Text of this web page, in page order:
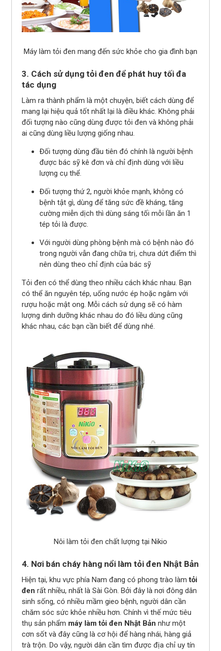
Máy làm tỏi đen mang đến sức khỏe cho gia đình bạn
3. Cách sử dụng tỏi đen để phát huy tối đa
tác dụng
Làm ra thành phẩm là một chuyện, biết cách dùng để
mang lại hiệu quả tốt nhất lại là điều khác. Không phải
đối tượng nào cũng dùng được tỏi đen và không phải
ai cũng dùng liều lượng giống nhau.
Đối tượng dùng đầu tiên đó chính là người bệnh
được bác sỹ kê đơn và chỉ định dùng với liều
lượng cụ thể.
Đối tượng thứ 2, người khỏe mạnh, không có
bệnh tật gì, dùng để tăng sức đề kháng, tăng
cường miễn dịch thì dùng sáng tối mỗi lần ăn 1
tép tỏi là được.
Với người dùng phòng bệnh mà có bệnh nào đó
trong người vẫn đang chữa trị, chưa dứt điểm thì
nên dùng theo chỉ định của bác sỹ
Tỏi đen có thể dùng theo nhiều cách khác nhau. Bạn
có thể ăn nguyên tép, uống nước ép hoặc ngâm với
rượu hoặc mật ong. Mỗi cách sử dụng sẽ có hàm
lượng dinh dưỡng khác nhau do đó liều dùng cũng
khác nhau, các bạn cần biết để dùng nhé.
Nôi làm tỏi đen chất lượng tại Nikio
4. Nơi bán cháy hàng nổi làm tỏi đen Nhật Bản
Hiện tại, khu vực phía Nam đang có phong trào làmtỏi
đen rất nhiều, nhất là Sài Gòn. Bởi đây là nơi đông dân
sinh sống, có nhiều mầm gieo bệnh, người dân cần
chăm sóc sức khỏe nhiều hơn. Chính vì thế mức tiêu
thụ sản phẩm máy làm tỏi đen Nhật Bản như một
cơn sốt và đây cũng là cơ hội để hàng nhái, hàng giả
trà trộn. Do vậy, người dân cần tìm được địa chỉ uy tín